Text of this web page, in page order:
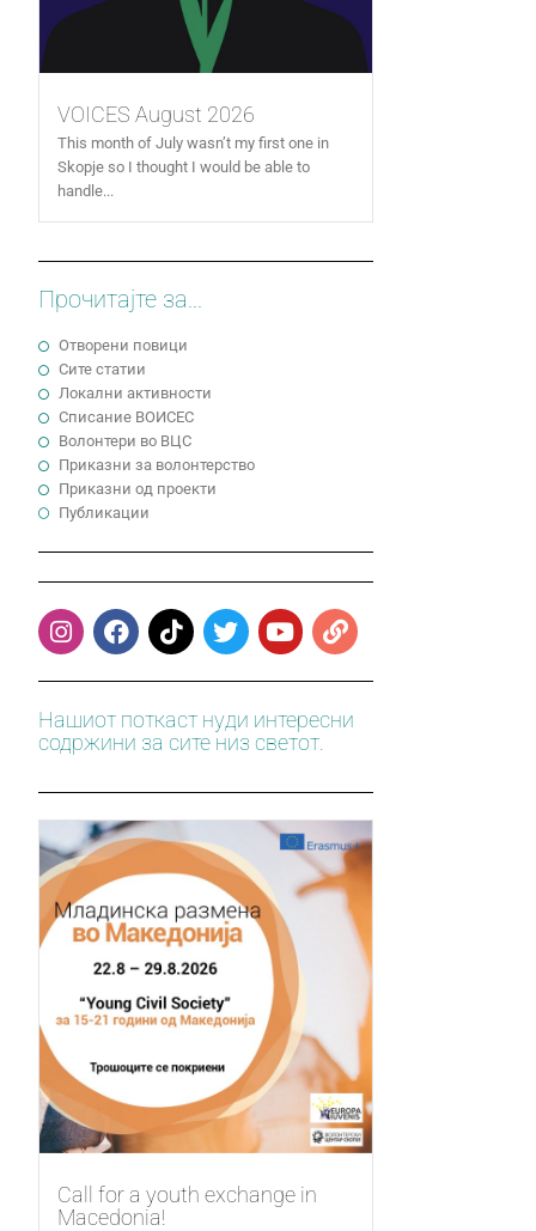
VOICES August 2026
This month of July wasn’t my first one in
Skopje so I thought I would be able to
handle...
Прочитајте за...
Отворени повици
Сите статии
Локални активности
Cписание ВОИСЕС
Волонтери во ВЦС
Приказни за волонтерство
Приказни од проекти
Публикации
Нашиот поткаст нуди интересни
содржини за сите низ светот.
Call for a youth exchange in
Macedonia!